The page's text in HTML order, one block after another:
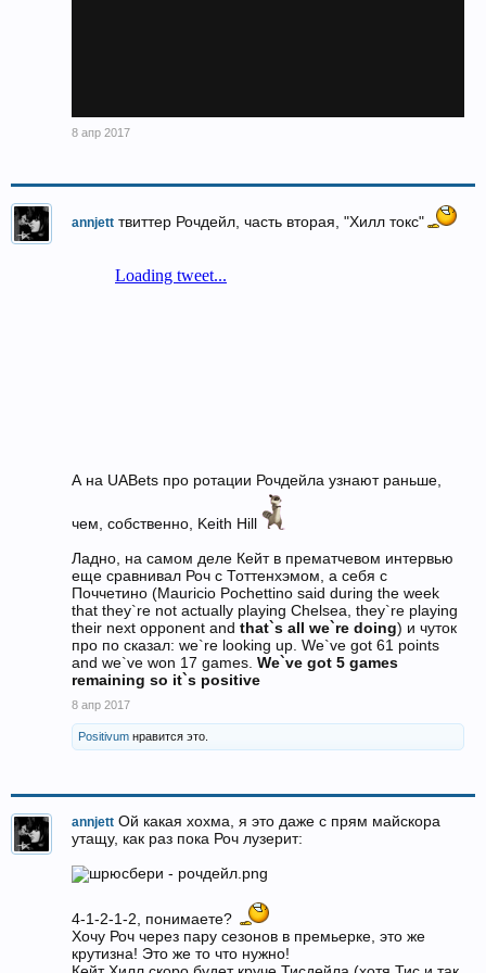
8 апр 2017
annjett твиттер Рочдейл, часть вторая, "Хилл токс"
А на UABets про ротации Рочдейла узнают раньше,
чем, собственно, Keith Hill
Ладно, на самом деле Кейт в прематчевом интервью
еще сравнивал Роч с Тоттенхэмом, а себя с
Поччетино (Mauricio Pochettino said during the week
that they`re not actually playing Chelsea, they`re playing
their next opponent and that`s all we`re doing) и чуток
про по сказал: we`re looking up. We`ve got 61 points
and we`ve won 17 games. We`ve got 5 games
remaining so it`s positive
8 апр 2017
Positivum нравится это.
annjett Ой какая хохма, я это даже с прям майскора
утащу, как раз пока Роч лузерит:
4-1-2-1-2, понимаете?
Хочу Роч через пару сезонов в премьерке, это же
крутизна! Это же то что нужно!